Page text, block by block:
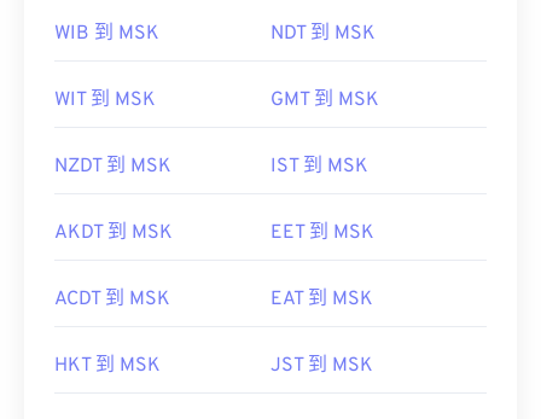
WIB 到 MSK NDT 到 MSK
WIT 到 MSK GMT 到 MSK
NZDT 到 MSK IST 到 MSK
AKDT 到 MSK EET 到 MSK
ACDT 到 MSK EAT 到 MSK
HKT 到 MSK JST 到 MSK